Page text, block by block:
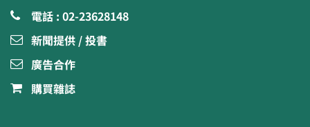
電話 : 02-23628148
新聞提供 / 投書
廣告合作
購買雜誌